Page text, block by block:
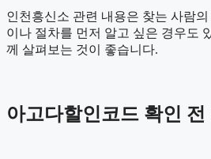
인천흥신소 관련 내용은 찾는 사람
이나 절차를 먼저 알고 싶은 경우도
께 살펴보는 것이 좋습니다.
아고다할인코드 확인 전